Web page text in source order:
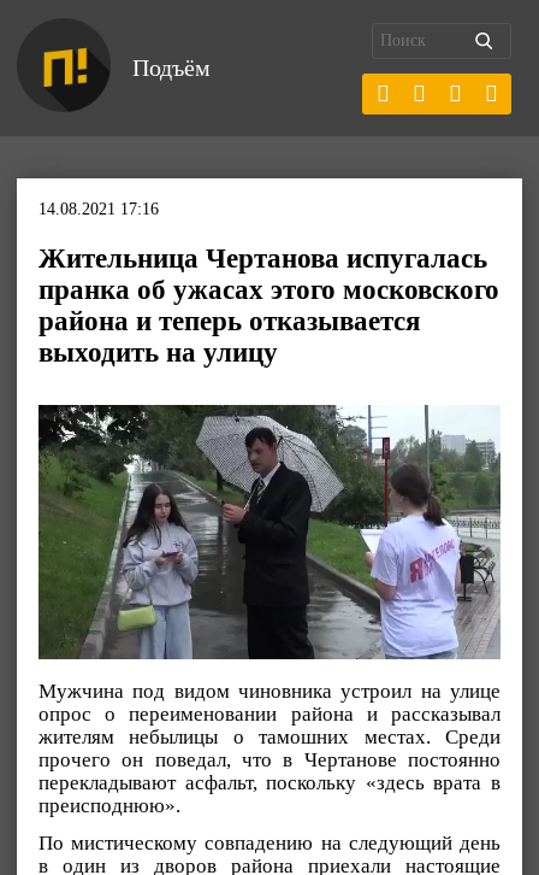
Подъём
14.08.2021 17:16
Жительница Чертанова испугалась
пранка об ужасах этого московского
района и теперь отказывается
выходить на улицу
Мужчина под видом чиновника устроил на улице
опрос о переименовании района и рассказывал
жителям небылицы о тамошних местах. Среди
прочего он поведал, что в Чертанове постоянно
перекладывают асфальт, поскольку «здесь врата в
преисподнюю».
По мистическому совпадению на следующий день
в один из дворов района приехали настоящие